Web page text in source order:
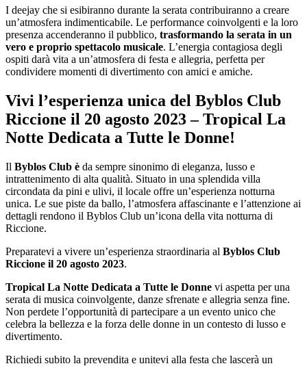
I deejay che si esibiranno durante la serata contribuiranno a creare
un’atmosfera indimenticabile. Le performance coinvolgenti e la loro
presenza accenderanno il pubblico, trasformando la serata in un
vero e proprio spettacolo musicale. L’energia contagiosa degli
ospiti darà vita a un’atmosfera di festa e allegria, perfetta per
condividere momenti di divertimento con amici e amiche.
Vivi l’esperienza unica del Byblos Club
Riccione il 20 agosto 2023 – Tropical La
Notte Dedicata a Tutte le Donne!
Il Byblos Club è da sempre sinonimo di eleganza, lusso e
intrattenimento di alta qualità. Situato in una splendida villa
circondata da pini e ulivi, il locale offre un’esperienza notturna
unica. Le sue piste da ballo, l’atmosfera affascinante e l’attenzione ai
dettagli rendono il Byblos Club un’icona della vita notturna di
Riccione.
Preparatevi a vivere un’esperienza straordinaria al Byblos Club
Riccione il 20 agosto 2023.
Tropical La Notte Dedicata a Tutte le Donne vi aspetta per una
serata di musica coinvolgente, danze sfrenate e allegria senza fine.
Non perdete l’opportunità di partecipare a un evento unico che
celebra la bellezza e la forza delle donne in un contesto di lusso e
divertimento.
Richiedi subito la prevendita e unitevi alla festa che lascerà un